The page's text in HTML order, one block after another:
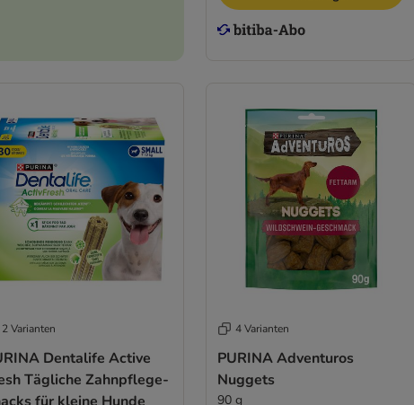
2 Varianten
Dentalife Active
Tägliche Zahnpflege-
4 Varianten
PURINA Adventuros
Nuggets
90 g